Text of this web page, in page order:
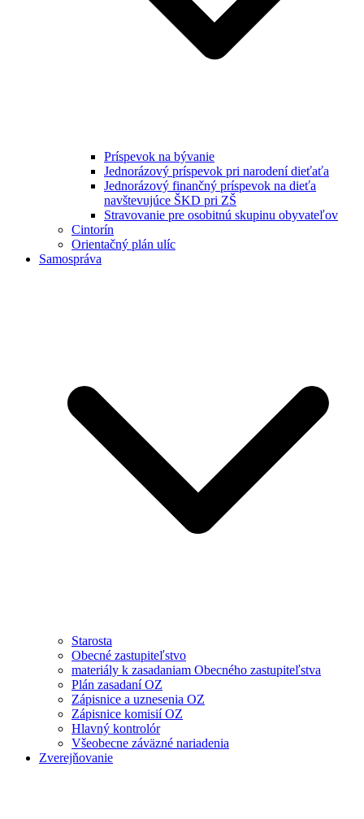
Príspevok na bývanie
Jednorázový príspevok pri narodení dieťaťa
Jednorázový finančný príspevok na dieťa
navštevujúce ŠKD pri ZŠ
Stravovanie pre osobitnú skupinu obyvateľov
Cintorín
Orientačný plán ulíc
Samospráva
Starosta
Obecné zastupiteľstvo
materiály k zasadaniam Obecného zastupiteľstva
Plán zasadaní OZ
Zápisnice a uznesenia OZ
Zápisnice komisií OZ
Hlavný kontrolór
Všeobecne záväzné nariadenia
Zverejňovanie